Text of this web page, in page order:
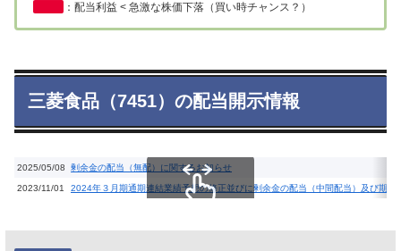
：配当利益 < 急激な株価下落（買い時チャンス？）
三菱食品（7451）の配当開示情報
2025/05/08 剰余金の配当（無配）に関するお知らせ
2023/11/01 2024年３月期通期連結業績予想の修正並びに剰余金の配当（中間配当）及び期